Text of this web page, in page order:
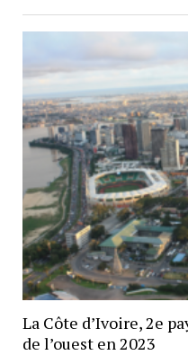
La Côte d’Ivoire, 2e
de l’ouest en 2023